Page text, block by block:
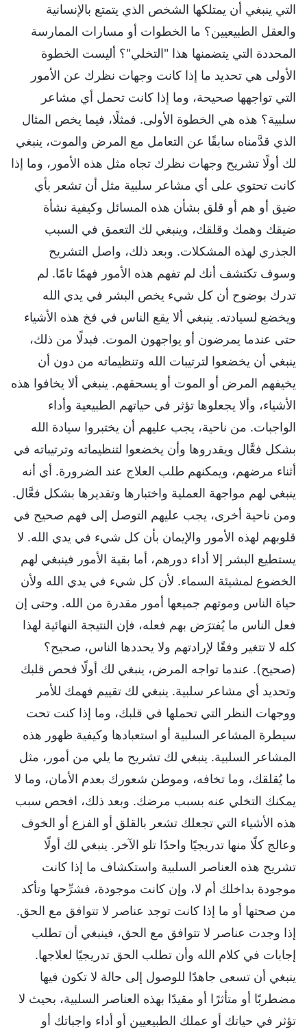
التي ينبغي أن يمتلكها الشخص الذي يتمتع بالإنسانية
والعقل الطبيعيين؟ ما الخطوات أو مسارات الممارسة
المحددة التي يتضمنها هذا "التخلي"؟ أليست الخطوة
الأولى هي تحديد ما إذا كانت وجهات نظرك عن الأمور
التي تواجهها صحيحة، وما إذا كانت تحمل أي مشاعر
سلبية؟ هذه هي الخطوة الأولى. فمثلًا، فيما يخص المثال
الذي قدَّمناه سابقًا عن التعامل مع المرض والموت، ينبغي
لك أولًا تشريح وجهات نظرك تجاه مثل هذه الأمور، وما إذا
كانت تحتوي على أي مشاعر سلبية مثل أن تشعر بأي
ضيق أو هم أو قلق بشأن هذه المسائل وكيفية نشأة
ضيقك وهمك وقلقك، وينبغي لك التعمق في السبب
الجذري لهذه المشكلات. وبعد ذلك، واصل التشريح
وسوف تكتشف أنك لم تفهم هذه الأمور فهمًا تامًا. لم
تدرك بوضوح أن كل شيء يخص البشر في يدي الله
ويخضع لسيادته. ينبغي ألا يقع الناس في فخ هذه الأشياء
حتى عندما يمرضون أو يواجهون الموت. فبدلًا من ذلك،
ينبغي أن يخضعوا لترتيبات الله وتنظيماته من دون أن
يخيفهم المرض أو الموت أو يسحقهم. ينبغي ألا يخافوا هذه
الأشياء، وألا يجعلوها تؤثر في حياتهم الطبيعية وأداء
الواجبات. من ناحية، يجب عليهم أن يختبروا سيادة الله
بشكل فعَّال ويقدروها وأن يخضعوا لتنظيماته وترتيباته في
أثناء مرضهم، ويمكنهم طلب العلاج عند الضرورة. أي أنه
ينبغي لهم مواجهة العملية واختبارها وتقديرها بشكل فعَّال.
ومن ناحية أخرى، يجب عليهم التوصل إلى فهم صحيح في
قلوبهم لهذه الأمور والإيمان بأن كل شيء في يدي الله. لا
يستطيع البشر إلا أداء دورهم، أما بقية الأمور فينبغي لهم
الخضوع لمشيئة السماء. لأن كل شيء في يدي الله ولأن
حياة الناس وموتهم جميعها أمور مقدرة من الله. وحتى إن
فعل الناس ما يُفترَض بهم فعله، فإن النتيجة النهائية لهذا
كله لا تتغير وفقًا لإرادتهم ولا يحددها الناس، صحيح؟
(صحيح). عندما تواجه المرض، ينبغي لك أولًا فحص قلبك
وتحديد أي مشاعر سلبية. ينبغي لك تقييم فهمك للأمر
ووجهات النظر التي تحملها في قلبك، وما إذا كنت تحت
سيطرة المشاعر السلبية أو استعبادها وكيفية ظهور هذه
المشاعر السلبية. ينبغي لك تشريح ما يلي من أمور، مثل
ما يُقلقك، وما تخافه، وموطن شعورك بعدم الأمان، وما لا
يمكنك التخلي عنه بسبب مرضك. وبعد ذلك، افحص سبب
هذه الأشياء التي تجعلك تشعر بالقلق أو الفزع أو الخوف
وعالج كلًا منها تدريجيًا واحدًا تلو الآخر. ينبغي لك أولًا
تشريح هذه العناصر السلبية واستكشاف ما إذا كانت
موجودة بداخلك أم لا، وإن كانت موجودة، فشرِّحها وتأكد
من صحتها أو ما إذا كانت توجد عناصر لا تتوافق مع الحق.
إذا وجدت عناصر لا تتوافق مع الحق، فينبغي أن تطلب
إجابات في كلام الله وأن تطلب الحق تدريجيًا لعلاجها.
ينبغي أن تسعى جاهدًا للوصول إلى حالة لا تكون فيها
مضطربًا أو متأثرًا أو مقيدًا بهذه العناصر السلبية، بحيث لا
تؤثر في حياتك أو عملك الطبيعيين أو أداء واجباتك أو